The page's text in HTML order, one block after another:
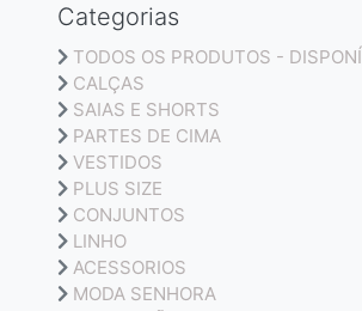
Categorias
TODOS OS PRODUTOS -
CALÇAS
SAIAS E SHORTS
PARTES DE CIMA
VESTIDOS
PLUS SIZE
CONJUNTOS
LINHO
ACESSORIOS
MODA SENHORA